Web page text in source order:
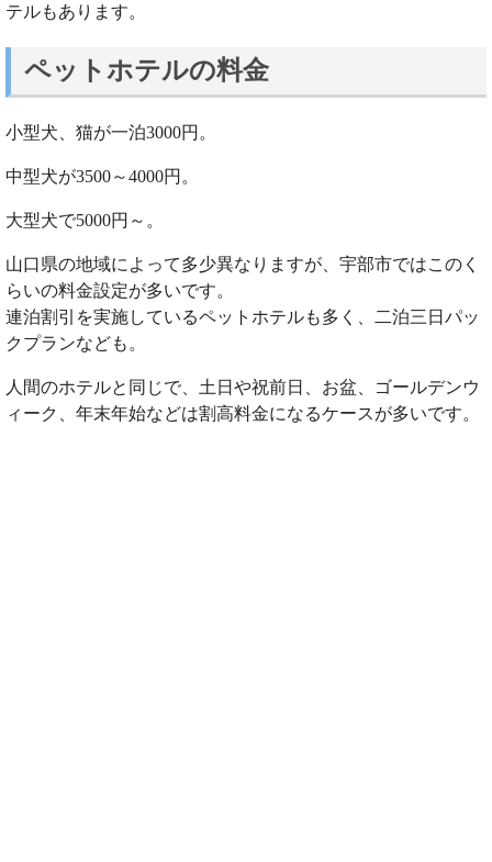
テルもあります。
ペットホテルの料金
小型犬、猫が一泊3000円。
中型犬が3500～4000円。
大型犬で5000円～。
山口県の地域によって多少異なりますが、宇部市ではこのく
らいの料金設定が多いです。
連泊割引を実施しているペットホテルも多く、二泊三日パッ
クプランなども。
人間のホテルと同じで、土日や祝前日、お盆、ゴールデンウ
ィーク、年末年始などは割高料金になるケースが多いです。